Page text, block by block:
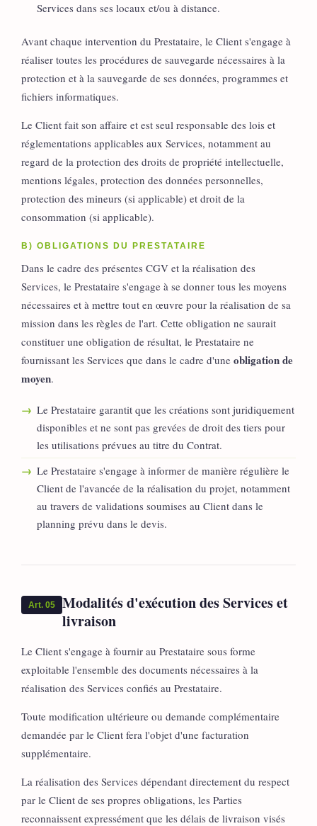
Services dans ses locaux et/ou à distance.
Avant chaque intervention du Prestataire, le Client s'engage à
réaliser toutes les procédures de sauvegarde nécessaires à la
protection et à la sauvegarde de ses données, programmes et
fichiers informatiques.
Le Client fait son affaire et est seul responsable des lois et
réglementations applicables aux Services, notamment au
regard de la protection des droits de propriété intellectuelle,
mentions légales, protection des données personnelles,
protection des mineurs (si applicable) et droit de la
consommation (si applicable).
B) OBLIGATIONS DU PRESTATAIRE
Dans le cadre des présentes CGV et la réalisation des
Services, le Prestataire s'engage à se donner tous les moyens
nécessaires et à mettre tout en œuvre pour la réalisation de sa
mission dans les règles de l'art. Cette obligation ne saurait
constituer une obligation de résultat, le Prestataire ne
fournissant les Services que dans le cadre d'une obligation de
moyen.
Le Prestataire garantit que les créations sont juridiquement
disponibles et ne sont pas grevées de droit des tiers pour
les utilisations prévues au titre du Contrat.
Le Prestataire s'engage à informer de manière régulière le
Client de l'avancée de la réalisation du projet, notamment
au travers de validations soumises au Client dans le
planning prévu dans le devis.
Art. 05
Modalités d'exécution des Services et
livraison
Le Client s'engage à fournir au Prestataire sous forme
exploitable l'ensemble des documents nécessaires à la
réalisation des Services confiés au Prestataire.
Toute modification ultérieure ou demande complémentaire
demandée par le Client fera l'objet d'une facturation
supplémentaire.
La réalisation des Services dépendant directement du respect
par le Client de ses propres obligations, les Parties
reconnaissent expressément que les délais de livraison visés